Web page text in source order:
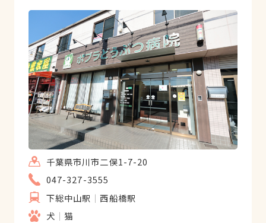
千葉県市川市二俣1-7-20
047-327-3555
下総中山駅
西船橋駅
犬
猫